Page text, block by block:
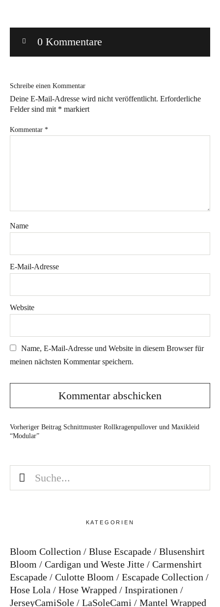
0 Kommentare
Schreibe einen Kommentar
Deine E-Mail-Adresse wird nicht veröffentlicht. Erforderliche
Felder sind mit * markiert
Kommentar *
Name
E-Mail-Adresse
Website
Name, E-Mail-Adresse und Website in diesem Browser für
meinen nächsten Kommentar speichern.
Vorheriger Beitrag Schnittmuster Rollkragenpullover und Maxikleid
“Modular”
KATEGORIEN
Bloom Collection Bluse Escapade
Blusenshirt
Bloom
Cardigan und Weste Jitte
Carmenshirt
Escapade
Culotte Bloom
Escapade Collection
Hose Lola
Hose Wrapped
Inspirationen
JerseyCamiSole
LaSoleCami Mantel Wrapped